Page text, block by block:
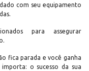
com seu equipamento
para assegurar
fica parada e você ganha
o sucesso da sua